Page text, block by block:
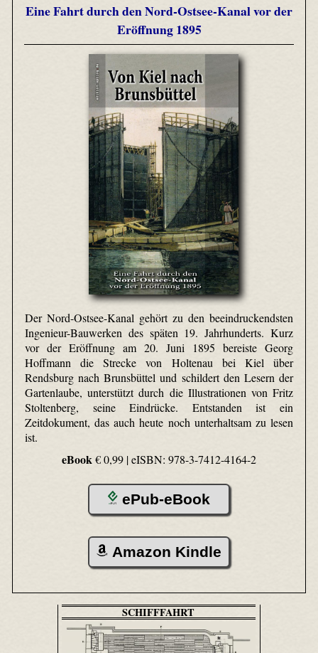
Eine Fahrt durch den Nord-Ostsee-Kanal vor der
Eröffnung 1895
Der Nord-Ostsee-Kanal gehört zu den beeindruckendsten
Ingenieur-Bauwerken des späten 19. Jahrhunderts. Kurz
vor der Eröffnung am 20. Juni 1895 bereiste Georg
Hoffmann die Strecke von Holtenau bei Kiel über
Rendsburg nach Brunsbüttel und schildert den Lesern der
Gartenlaube, unterstützt durch die Illustrationen von Fritz
Stoltenberg, seine Eindrücke. Entstanden ist ein
Zeitdokument, das auch heute noch unterhaltsam zu lesen
ist.
eBook€ 0,99 |eISBN: 978-3-7412-4164-2
ePub-eBook
Amazon Kindle
SCHIFFFAHRT